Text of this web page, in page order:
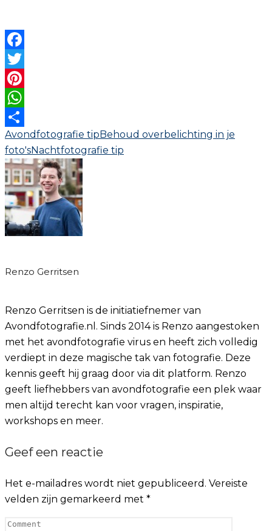
Facebook
Twitter
Pinterest
WhatsApp
Delen
Avondfotografie tip Behoud overbelichting in je
foto'sNachtfotografie tip
Renzo Gerritsen
Renzo Gerritsen is de initiatiefnemer van
Avondfotografie.nl. Sinds 2014 is Renzo aangestoken
met het avondfotografie virus en heeft zich volledig
verdiept in deze magische tak van fotografie. Deze
kennis geeft hij graag door via dit platform. Renzo
geeft liefhebbers van avondfotografie een plek waar
men altijd terecht kan voor vragen, inspiratie,
workshops en meer.
Geef een reactie
Het e-mailadres wordt niet gepubliceerd. Vereiste
velden zijn gemarkeerd met *